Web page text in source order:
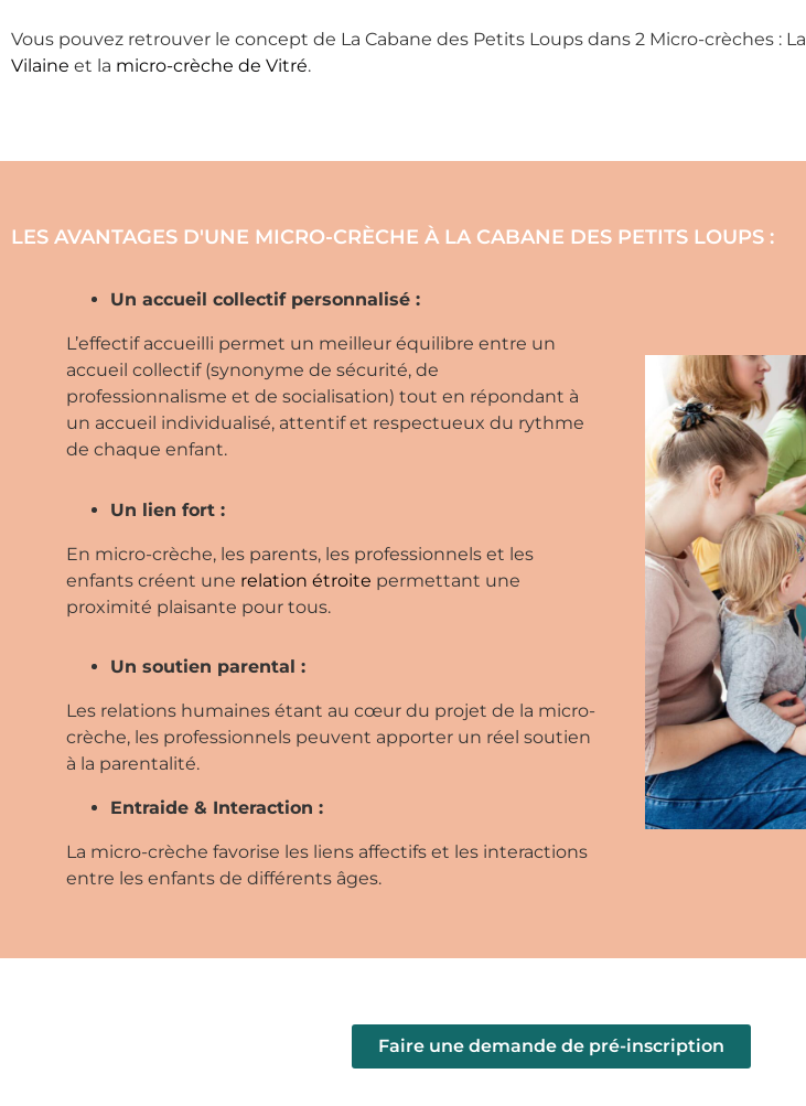
Vous pouvez retrouver le concept de La Cabane des Petits Loups dans 2 Micro-crèches : La
Vilaine et la micro-crèche de Vitré.
LES AVANTAGES D'UNE MICRO-CRÈCHE À LA CABANE DES PETITS LOUPS :
Un accueil collectif personnalisé :
L’effectif accueilli permet un meilleur équilibre entre un
accueil collectif (synonyme de sécurité, de
professionnalisme et de socialisation) tout en répondant à
un accueil individualisé, attentif et respectueux du rythme
de chaque enfant.
Un lien fort :
En micro-crèche, les parents, les professionnels et les
enfants créent une relation étroite permettant une
proximité plaisante pour tous.
Un soutien parental :
Les relations humaines étant au cœur du projet de la micro-
crèche, les professionnels peuvent apporter un réel soutien
à la parentalité.
Entraide & Interaction :
La micro-crèche favorise les liens affectifs et les interactions
entre les enfants de différents âges.
Faire une demande de pré-inscription